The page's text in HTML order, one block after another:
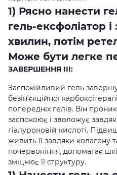
1) Рясно нанести
гель-ексфоліатор
хвилин, потім
Може бути легке
ЗАВЕРШЕННЯ ІІІ:
Заспокійливий гель
безінʼєкційної
попередніх гелів. Він
заспокоює і зволожує
гіалуроновій кислоті.
живить її завдяки колагену
почервоніння, допомагає
зміцнює її структуру.